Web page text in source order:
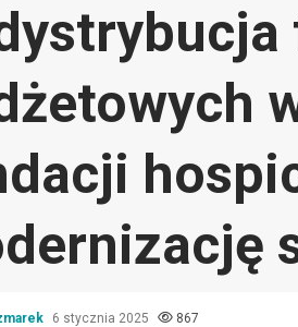
6 stycznia 2025 867